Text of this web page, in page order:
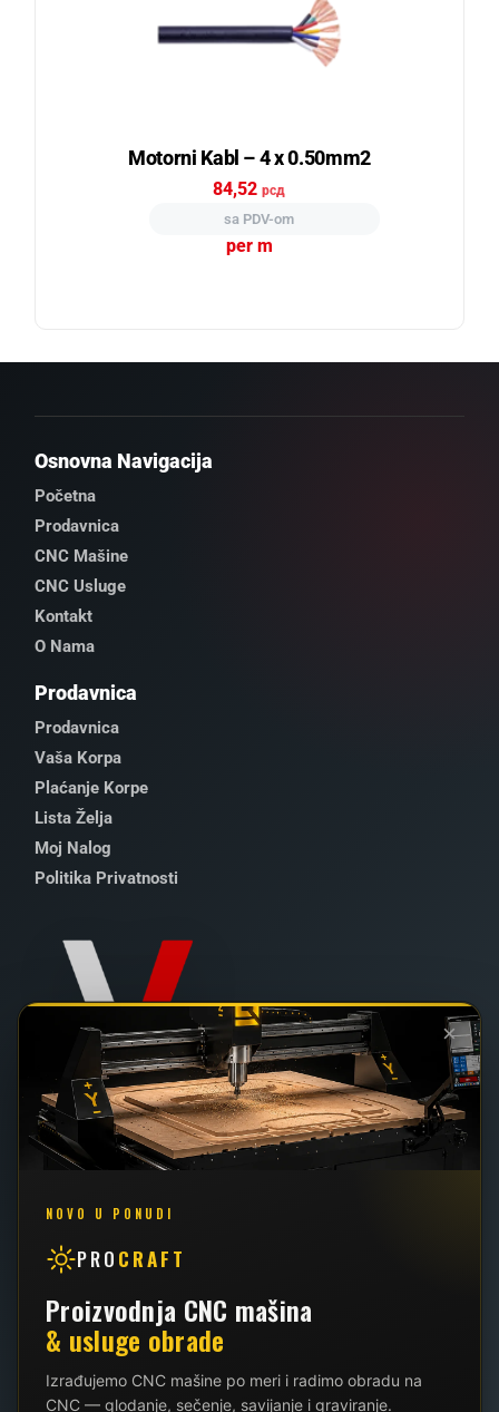
Motorni Kabl – 4 x 0.50mm2
84,52рсд
sa PDV-om
per m
Osnovna Navigacija
Početna
Prodavnica
CNC Mašine
CNC Usluge
Kontakt
O Nama
Prodavnica
Prodavnica
Vaša Korpa
Plaćanje Korpe
Lista Želja
Moj Nalog
Politika Privatnosti
022 / 2 - 102 - 111
062 / 426 - 034
×
NOVO U PONUDI
PRO CRAFT
Proizvodnja CNC mašina
& usluge obrade
Izrađujemo CNC mašine po meri i radimo obradu na
CNC — glodanje, sečenje, savijanje i graviranje.